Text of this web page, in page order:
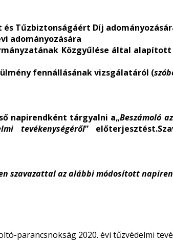
és Tűzbiztonságáért Díj
adományozására
Közgyűlése által
fennállásának vizsgálatáról (
napirendként tárgyalni a„Beszámoló
tevékenységéről”
szavazattal az alábbi módosított
parancsnokság 2020. évi tűzvédelmi